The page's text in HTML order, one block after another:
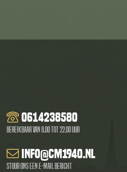
0614238580
Bereikbaar van 8.00 tot 22.00 uur
info@cm1940.nl
Stuur ons een e-mail bericht